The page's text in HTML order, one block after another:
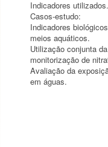
Indicadores utilizados.
Casos-estudo:
Indicadores
meios aquáticos.
Utilização conjunta
monitorização de
Avaliação da
em águas.